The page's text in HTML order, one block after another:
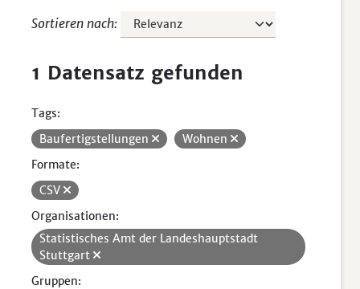
Sortieren nach
1 Datensatz gefunden
Tags:
Baufertigstellungen
Wohnen
Formate:
CSV
Organisationen:
Statistisches Amt der Landeshauptstadt
Stuttgart
Gruppen: